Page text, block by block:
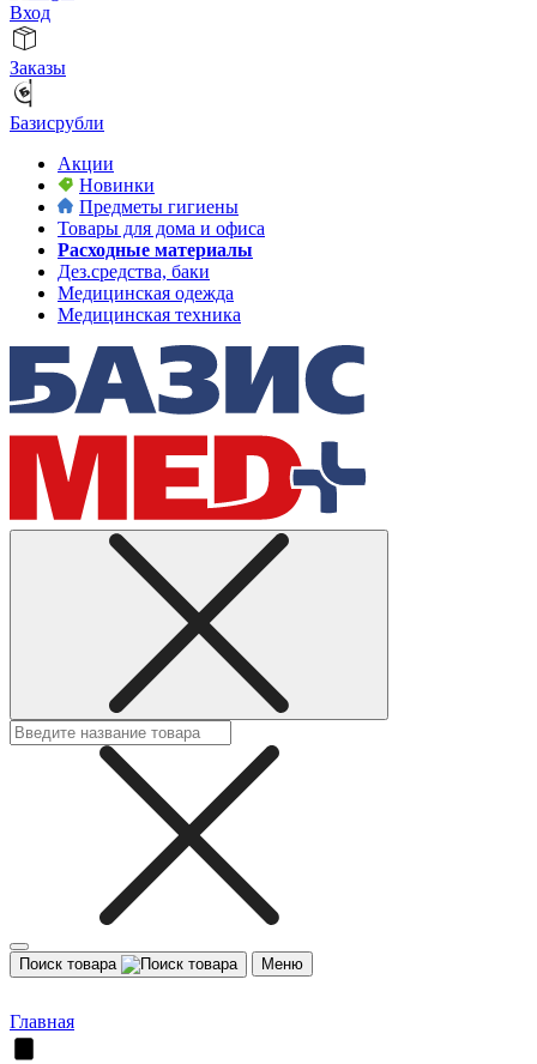
Вход
Заказы
Базисрубли
Акции
Новинки
Предметы гигиены
Товары для дома и офиса
Расходные материалы
Дез.средства, баки
Медицинская одежда
Медицинская техника
Поиск товара Меню
Главная